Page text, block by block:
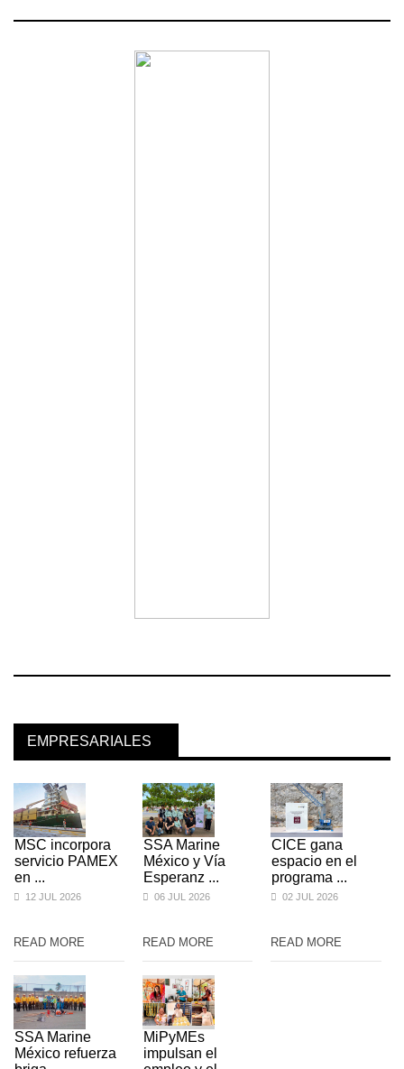
EMPRESARIALES
MSC incorpora
servicio PAMEX
en ...
12 JUL 2026
READ MORE
SSA Marine
México refuerza
SSA Marine
México y Vía
Esperanz ...
06 JUL 2026
READ MORE
MiPyMEs
impulsan el
CICE gana
espacio en el
programa ...
02 JUL 2026
READ MORE